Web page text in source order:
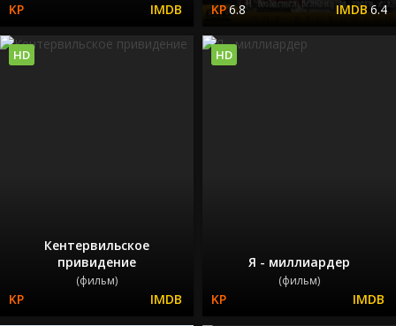
6.8 6.4
Кентервильское
привидение
(фильм)
HD
Я - миллиардер
(фильм)
HD